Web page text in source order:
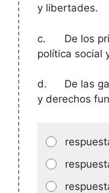
y libertades.
c.
De los
política social
d.
De las
y derechos